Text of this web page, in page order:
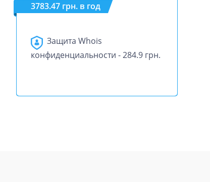
3783.47 грн. в год
Защита Whois
конфиденциальности - 284.9 грн.